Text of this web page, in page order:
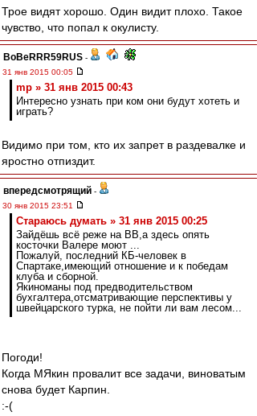
Трое видят хорошо. Один видит плохо. Такое
чувство, что попал к окулисту.
BoBeRRR59RUS -
31 янв 2015 00:05
mp » 31 янв 2015 00:43
Интересно узнать при ком они будут хотеть и
играть?
Видимо при том, кто их запрет в раздевалке и
яростно отпиздит.
впередсмотрящий -
30 янв 2015 23:51
Стараюсь думать » 31 янв 2015 00:25
Зайдёшь всё реже на ВВ,а здесь опять
косточки Валере моют ...
Пожалуй, последний КБ-человек в
Спартаке,имеющий отношение и к победам
клуба и сборной.
Якиноманы под предводительством
бухгалтера,отсматривающие перспективы у
швейцарского турка, не пойти ли вам лесом...
Погоди!
Когда МЯкин провалит все задачи, виноватым
снова будет Карпин.
:-(